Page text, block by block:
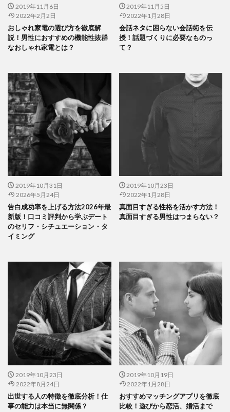
2019年11月6日
2022年2月2日
おしゃれ家電の選び方を徹底解
説！男性におすすめの機能性抜群
なおしゃれ家電とは？
2019年11月5日
2022年1月28日
会話ネタに困らない会話術を伝
授！話題づくりに必要なものっ
て？
2019年10月31日
2026年5月24日
告白成功率を上げる方法2026年最
新版！口コミ評判から学ぶデート
のセリフ・シチュエーション・タ
イミング
2019年10月23日
2022年1月28日
真面目すぎる性格を活かす方法！
真面目すぎる男性はつまらない？
2019年10月23日
2022年8月24日
出世する人の特徴を徹底分析！仕
事の能力は本当に無関係？
2019年10月19日
2022年1月28日
おすすめマッチングアプリを徹底
比較！遊びから恋活、婚活まで